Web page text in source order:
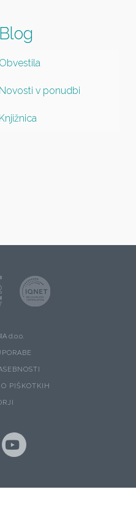
Blog
Obvestila
Novosti v ponudbi
Knjižnica
d.o.o.
PIŠKOTKIH